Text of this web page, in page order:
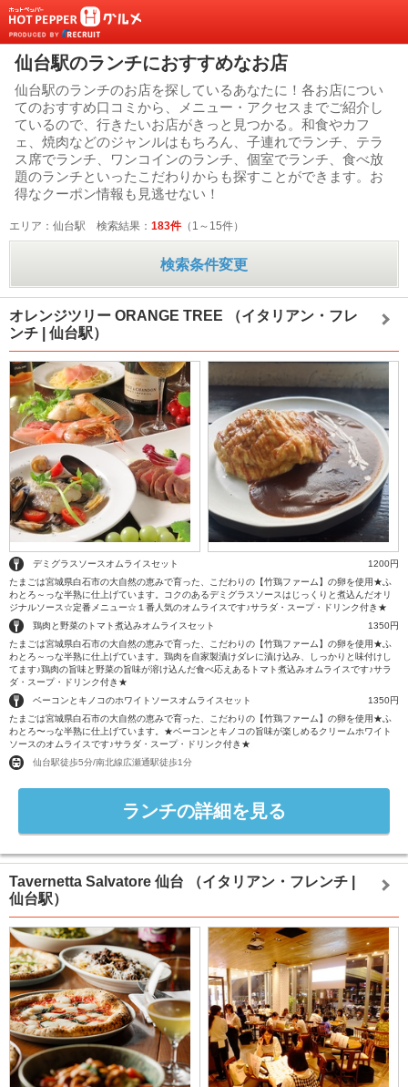
仙台駅のランチにおすすめなお店
仙台駅のランチのお店を探しているあなたに！各お店につい
てのおすすめ口コミから、メニュー・アクセスまでご紹介し
ているので、行きたいお店がきっと見つかる。和食やカフ
ェ、焼肉などのジャンルはもちろん、子連れでランチ、テラ
ス席でランチ、ワンコインのランチ、個室でランチ、食べ放
題のランチといったこだわりからも探すことができます。お
得なクーポン情報も見逃せない！
エリア：仙台駅 検索結果： 183件 （1～15件）
検索条件変更
オレンジツリー ORANGE TREE
（イタリアン・フレ
ンチ | 仙台駅）
デミグラスソースオムライスセット
1200円
たまごは宮城県白石市の大自然の恵みで育った、こだわりの【竹鶏ファーム】の卵を使用★ふ
わとろ～っな半熟に仕上げています。コクのあるデミグラスソースはじっくりと煮込んだオリ
ジナルソース☆定番メニュー☆１番人気のオムライスです♪サラダ・スープ・ドリンク付き★
鶏肉と野菜のトマト煮込みオムライスセット
1350円
たまごは宮城県白石市の大自然の恵みで育った、こだわりの【竹鶏ファーム】の卵を使用★ふ
わとろ～っな半熟に仕上げています。鶏肉を自家製漬けダレに漬け込み、しっかりと味付けし
てます♪鶏肉の旨味と野菜の旨味が溶け込んだ食べ応えあるトマト煮込みオムライスです♪サラ
ダ・スープ・ドリンク付き★
ベーコンとキノコのホワイトソースオムライスセット
1350円
たまごは宮城県白石市の大自然の恵みで育った、こだわりの【竹鶏ファーム】の卵を使用★ふ
わとろ〜っな半熟に仕上げています。★ベーコンとキノコの旨味が楽しめるクリームホワイト
ソースのオムライスです♪サラダ・スープ・ドリンク付き★
仙台駅徒歩5分/南北線広瀬通駅徒歩1分
ランチの詳細を見る
Tavernetta Salvatore 仙台
（イタリアン・フレンチ |
仙台駅）